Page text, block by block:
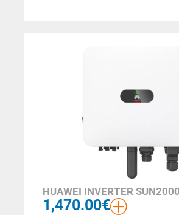
HUAWEI INVERTER
1,470.00€